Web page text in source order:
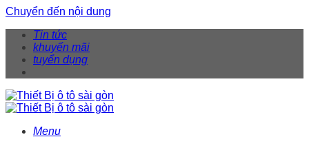
Chuyển đến nội dung
Tin tức
khuyến mãi
tuyển dụng
Menu